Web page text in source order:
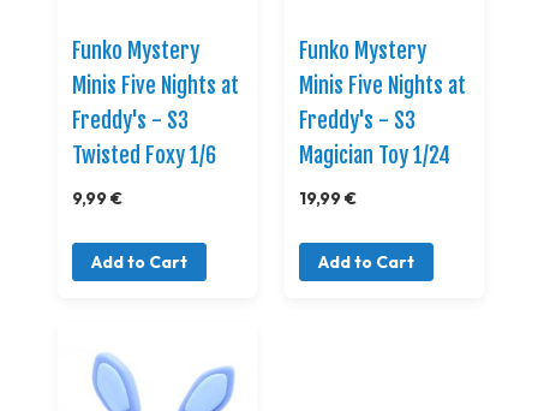
Funko Mystery
Minis Five Nights at
Freddy's - S3
Twisted Foxy 1/6
9,99 €
Add to Cart
Funko Mystery
Minis Five Nights at
Freddy's - S3
Magician Toy 1/24
19,99 €
Add to Cart